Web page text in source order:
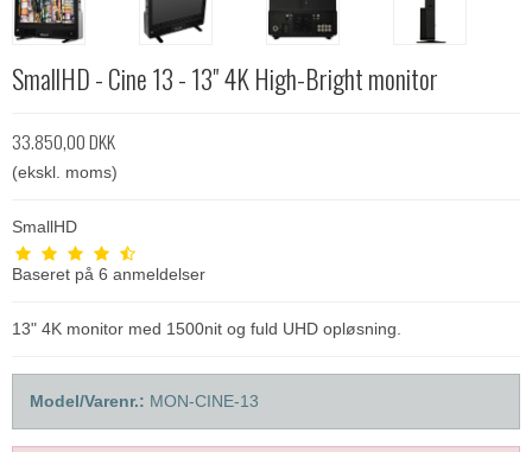
SmallHD - Cine 13 - 13" 4K High-Bright monitor
33.850,00 DKK
(ekskl. moms)
SmallHD
Baseret på 6 anmeldelser
13" 4K monitor med 1500nit og fuld UHD opløsning.
Model/Varenr.: MON-CINE-13